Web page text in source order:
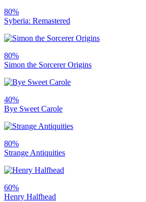
80%
Syberia: Remastered
80%
Simon the Sorcerer Origins
40%
Bye Sweet Carole
80%
Strange Antiquities
60%
Henry Halfhead